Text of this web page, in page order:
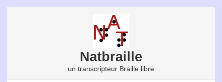
Natbraille
un transcripteur Braille libre